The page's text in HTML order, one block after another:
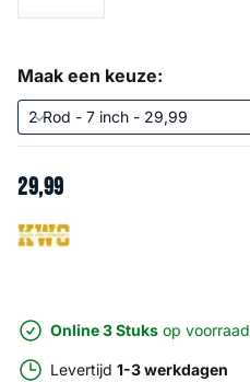
Maak een keuze:
29,99
Online 3 Stuks op voorraad
Levertijd 1-3 werkdagen